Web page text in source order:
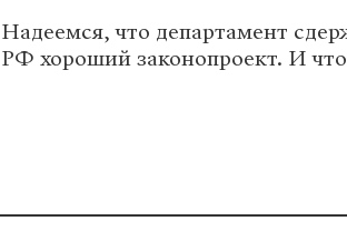
Надеемся, что департамент
РФ хороший законопроект. И